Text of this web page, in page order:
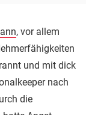
, vor allem
und mit dick
nach
die